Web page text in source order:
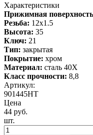
Характеристики
Прижимная
Резьба: 12x1.5
Высота: 35
Ключ: 21
Тип: закрытая
Покрытие: хром
Материал: сталь 40X
Класс прочности: 8,8
Артикул:
901445HT
Цена
44 руб.
шт.